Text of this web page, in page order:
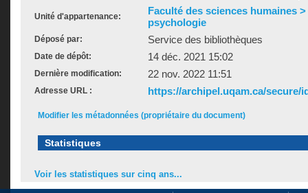
Unité d'appartenance:
Faculté des sciences humaines
psychologie
Déposé par: Service des bibliothèques
Date de dépôt: 14 déc. 2021 15:02
Dernière modification: 22 nov. 2022 11:51
Adresse URL : https://archipel.uqam.ca/secure/
Modifier les métadonnées (propriétaire du document)
Statistiques
Voir les statistiques sur cinq ans...